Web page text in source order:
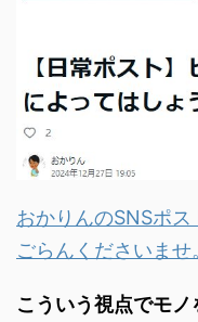
おかりんのSNSポ
ごらんくださいませ
こういう視点でモ